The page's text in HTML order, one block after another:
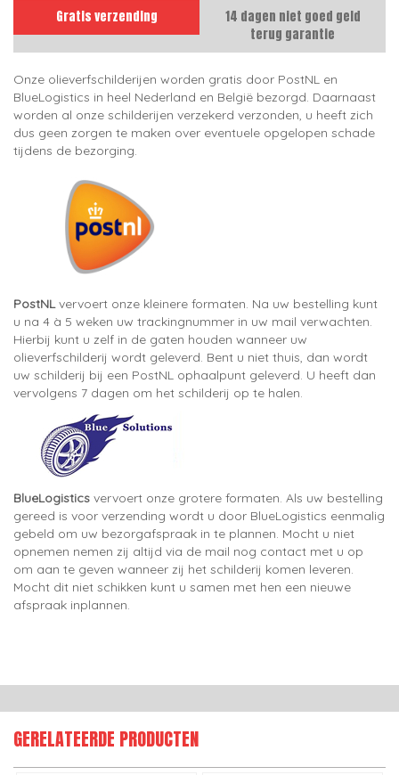
Gratis verzending
14 dagen niet goed geld
terug garantie
Onze olieverfschilderijen worden gratis door PostNL en
BlueLogistics in heel Nederland en België bezorgd. Daarnaast
worden al onze schilderijen verzekerd verzonden, u heeft zich
dus geen zorgen te maken over eventuele opgelopen schade
tijdens de bezorging.
PostNLvervoert onze kleinere formaten. Na uw bestelling kunt
u na 4 à 5 weken uw trackingnummer in uw mail verwachten.
Hierbij kunt u zelf in de gaten houden wanneer uw
olieverfschilderij wordt geleverd. Bent u niet thuis, dan wordt
uw schilderij bij een PostNL ophaalpunt geleverd. U heeft dan
vervolgens 7 dagen om het schilderij op te halen.
BlueLogistics vervoert onze grotere formaten. Als uw bestelling
gereed is voor verzending wordt u door BlueLogistics eenmalig
gebeld om uw bezorgafspraak in te plannen. Mocht u niet
opnemen nemen zij altijd via de mail nog contact met u op
om aan te geven wanneer zij het schilderij komen leveren.
Mocht dit niet schikken kunt u samen met hen een nieuwe
afspraak inplannen.
GERELATEERDE PRODUCTEN